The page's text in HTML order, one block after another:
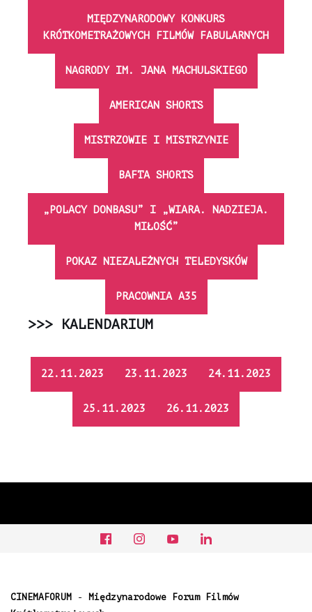
MIĘDZYNARODOWY KONKURS
KRÓTKOMETRAŻOWYCH FILMÓW FABULARNYCH
NAGRODY IM. JANA MACHULSKIEGO
AMERICAN SHORTS
MISTRZOWIE I MISTRZYNIE
BAFTA SHORTS
„POLACY DONBASU” I „WIARA. NADZIEJA.
MIŁOŚĆ”
POKAZ NIEZALEŻNYCH TELEDYSKÓW
PRACOWNIA A35
>>> KALENDARIUM
22.11.2023 23.11.2023 24.11.2023
25.11.2023 26.11.2023
CINEMAFORUM -
Międzynarodowe Forum Filmów